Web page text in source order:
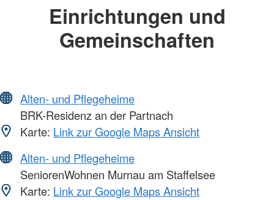
Einrichtungen und
Gemeinschaften
Alten- und Pflegeheime
BRK-Residenz an der Partnach
Karte: Link zur Google Maps Ansicht
Alten- und Pflegeheime
SeniorenWohnen Murnau am Staffelsee
Karte: Link zur Google Maps Ansicht